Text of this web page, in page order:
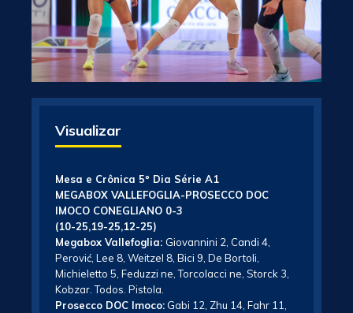
Visualizar
Mesa e Crônica 5º Dia Série A1
MEGABOX VALLEFOGLIA-PROSECCO DOC
IMOCO CONEGLIANO 0-3
(10-25,19-25,12-25)
Megabox Vallefoglia: Giovannini 2, Candi 4,
Perović, Lee 8, Weitzel 8, Bici 9, De Bortoli,
Michieletto 5, Feduzzi ne, Torcolacci ne, Storck 3,
Kobzar. Todos. Pistola.
Prosecco DOC Imoco: Gabi 12, Zhu 14, Fahr 11,